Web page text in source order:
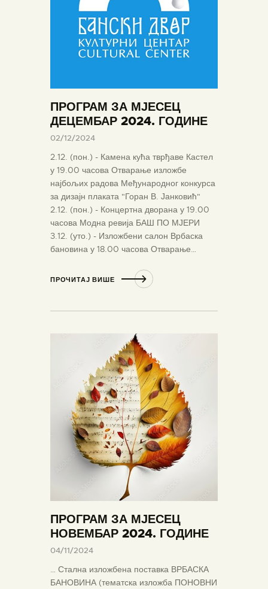
ПРОГРАМ ЗА МЈЕСЕЦ
ДЕЦЕМБАР 2024. ГОДИНЕ
02/12/2024
2.12. (пон.) - Камена кућа тврђаве Кастел
у 19.00 часова Отварање изложбе
најбољих радова Међународног конкурса
за дизајн плаката "Горан В. Јанковић"
2.12. (пон.) - Концертна дворана у 19.00
часова Модна ревија БАШ ПО МЈЕРИ
3.12. (уто.) - Изложбени салон Врбаска
бановина у 18.00 часова Отварање…
ПРОЧИТАЈ ВИШЕ
ПРОГРАМ ЗА МЈЕСЕЦ
НОВЕМБАР 2024. ГОДИНЕ
04/11/2024
… Стална изложбена поставка ВРБАСКА
БАНОВИНА (тематска изложба ПОНОВНИ